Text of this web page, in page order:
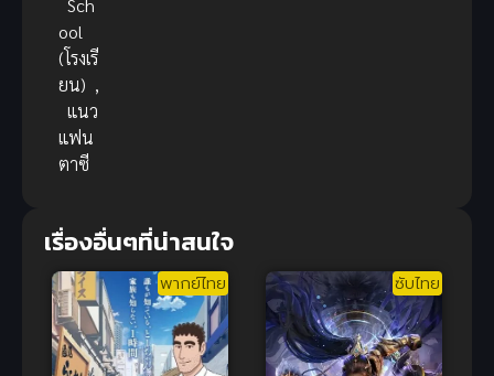
Sch
ool
(โรงเรี
ยน) ,
แนว
แฟน
ตาซี
เรื่องอื่นๆที่น่าสนใจ
พากย์ไทย ซับไทย